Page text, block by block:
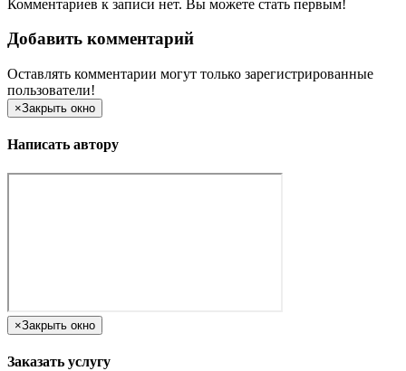
Комментариев к записи нет. Вы можете стать первым!
Добавить комментарий
Оставлять комментарии могут только зарегистрированные
пользователи!
×Закрыть окно
Написать автору
×Закрыть окно
Заказать услугу